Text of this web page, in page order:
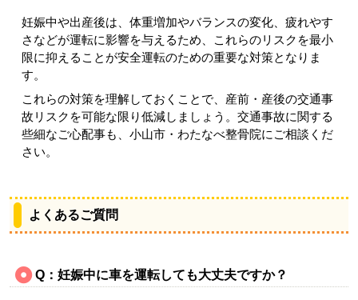
妊娠中や出産後は、体重増加やバランスの変化、疲れやす
さなどが運転に影響を与えるため、これらのリスクを最小
限に抑えることが安全運転のための重要な対策となりま
す。
これらの対策を理解しておくことで、産前・産後の交通事
故リスクを可能な限り低減しましょう。交通事故に関する
些細なご心配事も、小山市・わたなべ整骨院にご相談くだ
さい。
よくあるご質問
Q：妊娠中に車を運転しても大丈夫ですか？